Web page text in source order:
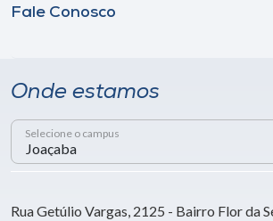
Fale Conosco
Onde estamos
Selecione o campus
Rua Getúlio Vargas, 2125 - Bairro Flor da